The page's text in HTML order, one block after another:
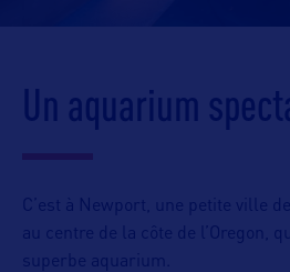
Un aquarium
C’est à Newport, une petite ville
au centre de la côte de l’Oregon,
superbe aquarium.